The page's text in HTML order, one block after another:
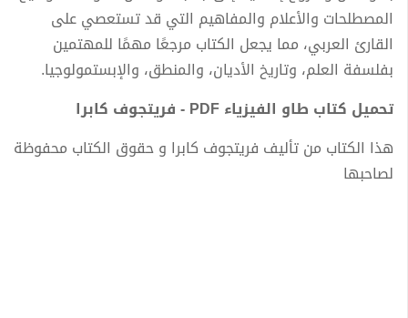
المصطلحات والأعلام والمفاهيم التي قد تستعصي على
القارئ العربي، مما يجعل الكتاب مرجعًا مهمًا للمهتمين
بفلسفة العلم، وتاريخ الأديان، والمنطق، والإبستمولوجيا.
تحميل كتاب طاو الفيزياء PDF - فريتجوف كابرا
هذا الكتاب من تأليف فريتجوف كابرا و حقوق الكتاب محفوظة
لصاحبها